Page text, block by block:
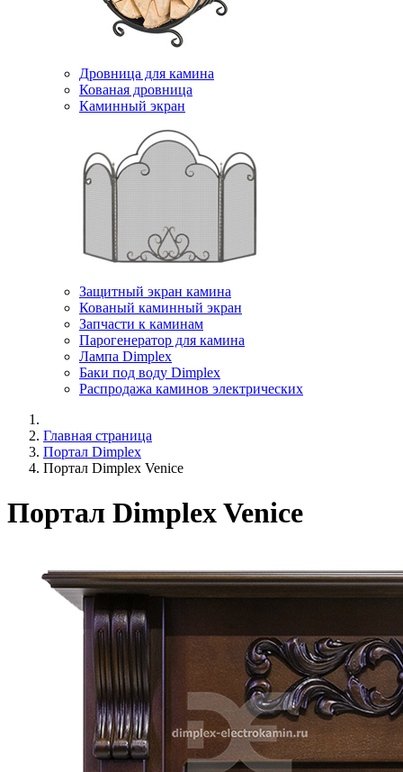
Дровница для камина
Кованая дровница
Каминный экран
Защитный экран камина
Кованый каминный экран
Запчасти к каминам
Парогенератор для камина
Лампа Dimplex
Баки под воду Dimplex
Распродажа каминов электрических
Главная страница
Портал Dimplex
Портал Dimplex Venice
Портал Dimplex Venice